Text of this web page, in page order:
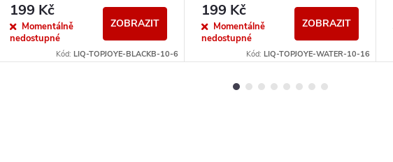
199 Kč
Momentálně
nedostupné
ZOBRAZIT
Kód: LIQ-TOPJOYE-BLACKB-10-6
199 Kč
Momentálně
nedostupné
ZOBRAZIT
Kód: LIQ-TOPJOYE-WATER-10-16